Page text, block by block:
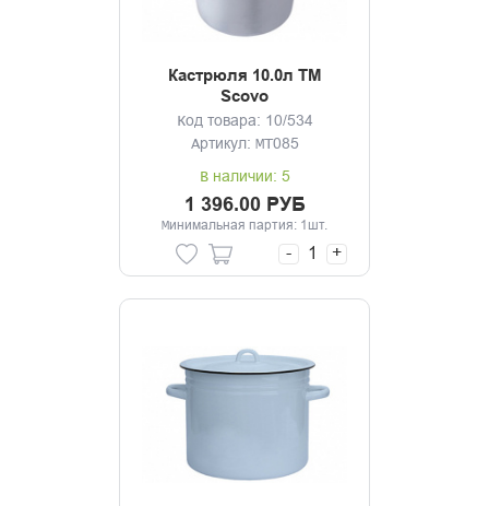
Кастрюля 10.0л ТМ
Scovo
Код товара: 10/534
Артикул: МТ085
В наличии: 5
1 396.00 РУБ
Минимальная партия: 1шт.
- +